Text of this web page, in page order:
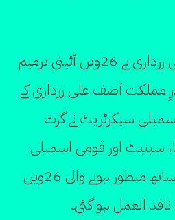
صدرِ مملکت آصف علی زرداری نے 26ویں آئینی ترمیم
مملکت آصف علی زرداری کے
سیکرٹریٹ نے گزٹ
سینیٹ اور قومی اسمبلی
سے دو تہائی اکثریت کے ساتھ منظور ہونے والی 26ویں
العمل ہو گئی۔